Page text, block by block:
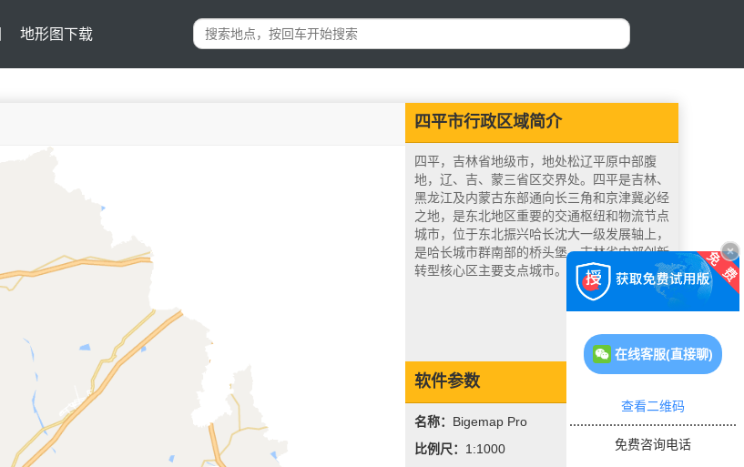
地形图下载
四平市行政区域简介
四平，吉林省地级市，地处松辽平原中部腹
地，辽、吉、蒙三省区交界处。四平是吉林、
黑龙江及内蒙古东部通向长三角和京津冀必经
之地，是东北地区重要的交通枢纽和物流节点
城市，位于东北振兴哈长沈大一级发展轴上，
是哈长城市群南部的桥头堡、吉林省中部创新
转型核心区主要支点城市。
软件参数
名称： Bigemap Pro
比例尺： 1:1000
在线客服(直接聊)
查看二维码
免费咨询电话